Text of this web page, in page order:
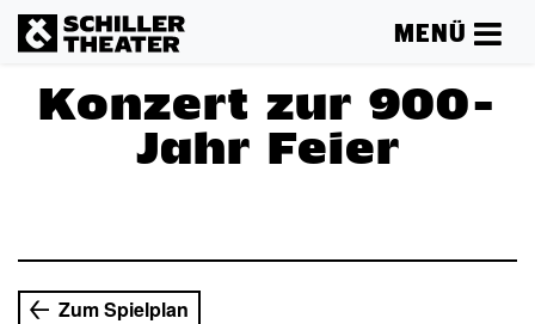
MENÜ
Konzert zur 900-
Jahr Feier
Zum Spielplan